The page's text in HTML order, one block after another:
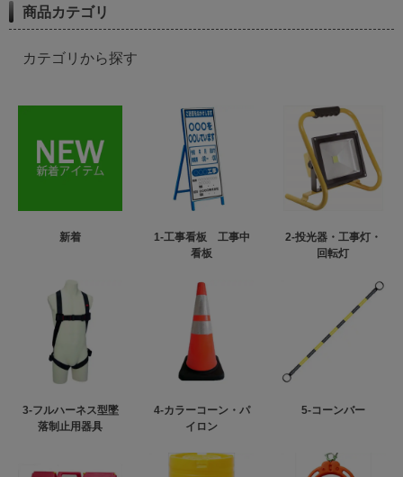
商品カテゴリ
カテゴリから探す
新着
1-工事看板 工事中
看板
2-投光器・工事灯・
回転灯
3-フルハーネス型墜
落制止用器具
4-カラーコーン・パ
イロン
5-コーンバー